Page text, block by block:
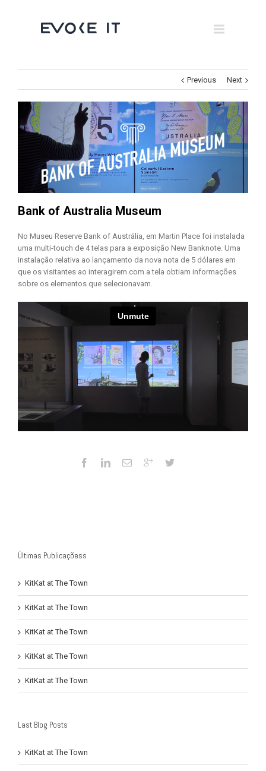
×
Museums
Corporate
All
Previous Next
Bank of Australia Museum
No Museu Reserve Bank of Austrália, em Martin Place foi instalada
uma multi-touch de 4 telas para a exposição New Banknote. Uma
instalação relativa ao lançamento da nova nota de 5 dólares em
que os visitantes ao interagirem com a tela obtiam informações
sobre os elementos que selecionavam.
Últimas Publicaçõess
KitKat at The Town
KitKat at The Town
KitKat at The Town
KitKat at The Town
KitKat at The Town
Last Blog Posts
KitKat at The Town